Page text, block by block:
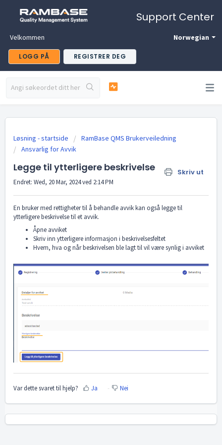
Support Center
Norwegian
Velkommen
LOGG PÅ REGISTRER DEG
Løsning - startside
RamBase QMS Brukerveiledning
Ansvarlig for Avvik
Legge til ytterligere beskrivelse Skriv ut
Endret: Wed, 20 Mar, 2024 ved 2:14 PM
En bruker med rettigheter til å behandle avvik kan også legge til
ytterligere beskrivelse til et avvik.
Åpne avviket
Skriv inn ytterligere informasjon i beskrivelsesfeltet
Hvem, hva og når beskrivelsen ble lagt til vil være synlig i avviket
Var dette svaret til hjelp? Ja Nei